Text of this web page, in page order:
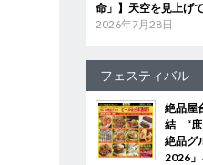
命」】天空を見上げて
2026年7月28日
フェスティバル
絶品屋
結 “庶
絶品グ
2026